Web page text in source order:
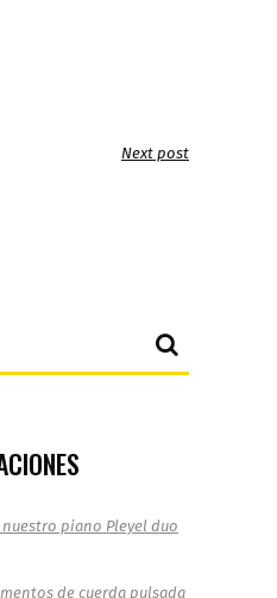
Next post
piano Pleyel duo
de cuerda pulsada